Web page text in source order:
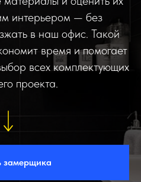
интерьером — без
в наш офис. Такой
время и помогает
всех комплектующих
проекта.
замерщика